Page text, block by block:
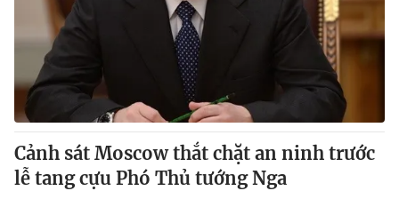
Theo dõi báo trên
Cơ quan chủ quản:
Đài Truyền hình Việt Nam
Cơ quan báo chí:Thời báo VTV
Giấy phép hoạt động báo in và báo điện tử số 483/GP-BTTTT
cấp ngày 29/12/2023
Tổng Biên tập:Vũ Thanh Thủy
Cảnh sát Moscow thắt chặt an ninh trước
lễ tang cựu Phó Thủ tướng Nga